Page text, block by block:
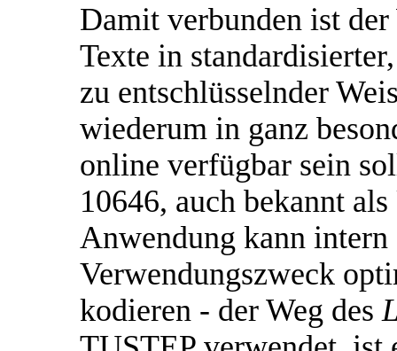
Damit verbunden ist
Texte in
zu entschlüsselnder
wiederum in ganz
online verfügbar sein
10646, auch bekannt
Anwendung kann
Verwendungszweck
kodieren - der Weg des